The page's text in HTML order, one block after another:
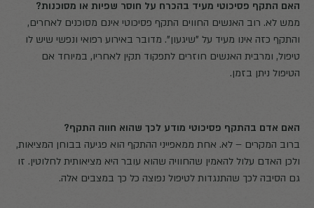
האם התקף פסיכוטי מעיד בהכרח על חוסר שפיות או מסוכנות?
ממש לא. רוב האנשים החווים התקף פסיכוטי אינם מסוכנים לאחרים,
והתקף כזה אינו מעיד על "שיגעון". מדובר באירוע רפואי ונפשי שיש לו
טיפול, ומרבית האנשים חוזרים לתפקוד תקין לאחריו, במיוחד אם
הטיפול ניתן בזמן.
האם אדם בהתקף פסיכוטי מודע לכך שהוא חווה התקף?
ברוב המקרים – לא. אחת ממאפייני ההתקף הוא פגיעה בבוחן המציאות,
ולכן האדם עלול להאמין שהחוויה שהוא עובר היא מציאותית לחלוטין. זו
גם הסיבה לכך שהתנגדות לטיפול נפוצה כל כך במצבים אלה.